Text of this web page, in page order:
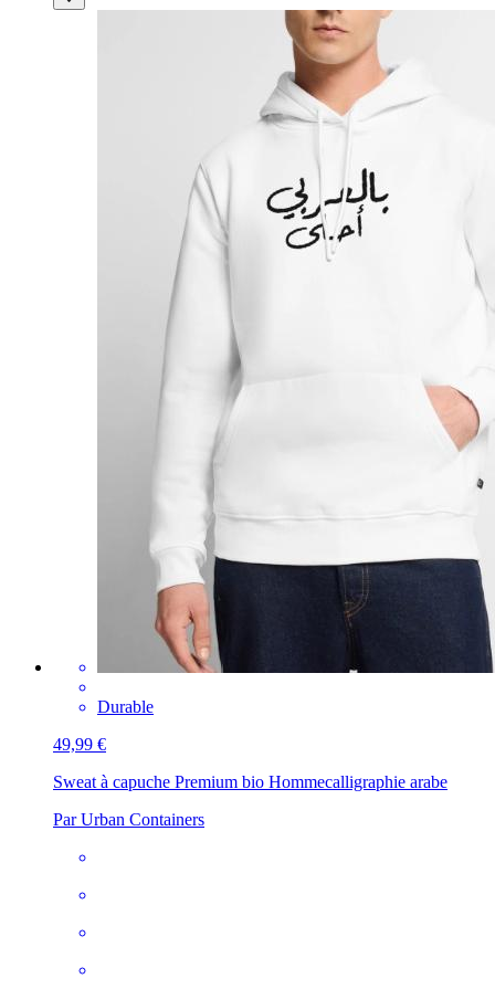
Durable
49,99 €
Sweat à capuche Premium bio Hommecalligraphie arabe
Par Urban Containers